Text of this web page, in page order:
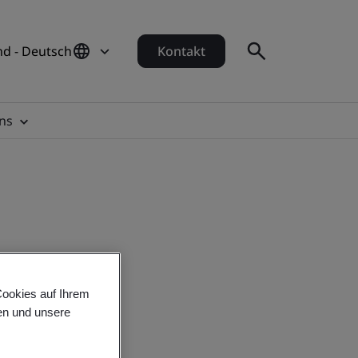
- Deutsch Kontakt
auf Ihrem
und unsere